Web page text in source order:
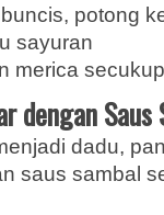
potong
sayuran
merica
dengan Saus
dadu,
saus sambal